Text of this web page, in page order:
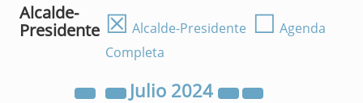
Alcalde-
Presidente ☒ Alcalde-Presidente ☐ Agenda
Completa
Julio 2024